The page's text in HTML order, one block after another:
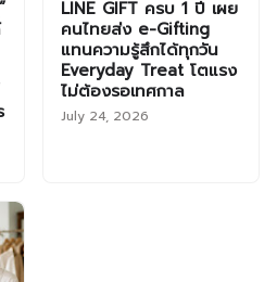
LINE GIFT ครบ 1 ปี เผย
คนไทยส่ง e-Gifting
แทนความรู้สึกได้ทุกวัน
Everyday Treat โตแรง
ไม่ต้องรอเทศกาล
July 24, 2026